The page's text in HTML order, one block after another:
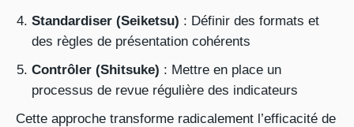
Standardiser (Seiketsu) : Définir des formats et
des règles de présentation cohérents
Contrôler (Shitsuke) : Mettre en place un
processus de revue régulière des indicateurs
Cette approche transforme radicalement l’efficacité de